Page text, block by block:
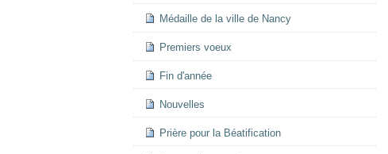
Médaille de la ville de Nancy
Premiers voeux
Fin d'année
Nouvelles
Prière pour la Béatification